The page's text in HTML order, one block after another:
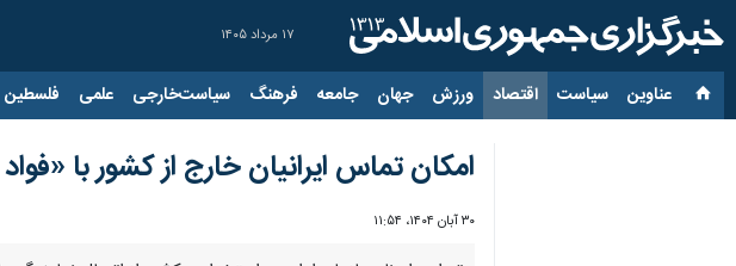
۱۷ مرداد ۱۴۰۵
عناوین‌ سیاست اقتصاد ورزش جهان جامعه فرهنگ سیاست‌خارجی علمی فلسطین
امکان تماس ایرانیان خارج از کشور با «فواد ۱۲۸» فراهم شد
۳۰ آبان ۱۴۰۴، ۱۱:۵۴